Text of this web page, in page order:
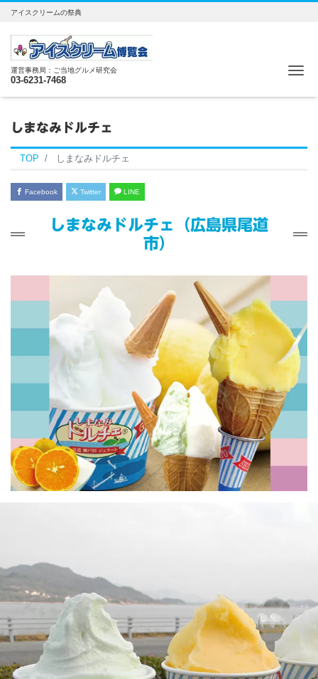
アイスクリームの祭典
運営事務局：ご当地グルメ研究会
03-6231-7468
しまなみドルチェ
TOP しまなみドルチェ
Facebook Twitter LINE
しまなみドルチェ（広島県尾道
市）